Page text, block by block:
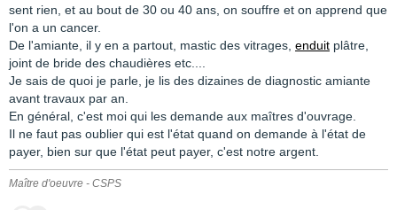
sent rien, et au bout de 30 ou 40 ans, on souffre et on apprend que
l'on a un cancer.
De l'amiante, il y en a partout, mastic des vitrages, enduit plâtre,
joint de bride des chaudières etc....
Je sais de quoi je parle, je lis des dizaines de diagnostic amiante
avant travaux par an.
En général, c'est moi qui les demande aux maîtres d'ouvrage.
Il ne faut pas oublier qui est l'état quand on demande à l'état de
payer, bien sur que l'état peut payer, c'est notre argent.
Maître d'oeuvre - CSPS